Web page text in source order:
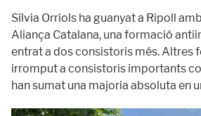
Sílvia Orriols ha guanyat a Ripoll
Aliança Catalana, una formació
entrat a dos consistoris més. Altres
irromput a consistoris importants
han sumat una majoria absoluta en